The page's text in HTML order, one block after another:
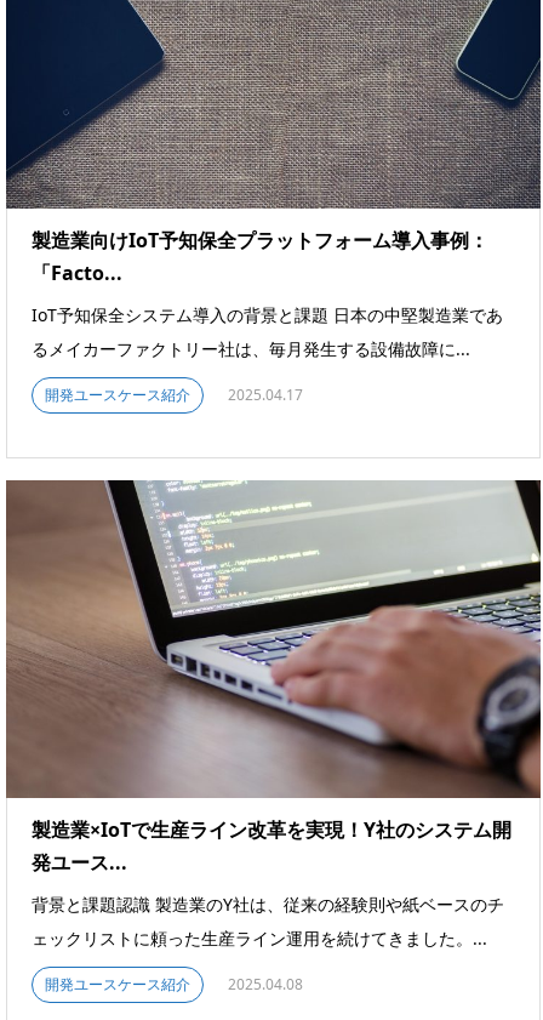
製造業向けIoT予知保全プラットフォーム導入事例：
「Facto...
IoT予知保全システム導入の背景と課題 日本の中堅製造業であ
るメイカーファクトリー社は、毎月発生する設備故障に...
開発ユースケース紹介 2025.04.17
製造業×IoTで生産ライン改革を実現！Y社のシステム開
発ユース...
背景と課題認識 製造業のY社は、従来の経験則や紙ベースのチ
ェックリストに頼った生産ライン運用を続けてきました。...
開発ユースケース紹介 2025.04.08